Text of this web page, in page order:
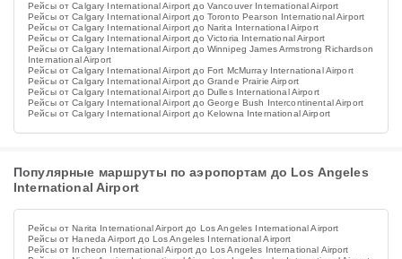
Рейсы от Calgary International Airport до Vancouver International Airport
Рейсы от Calgary International Airport до Toronto Pearson International Airport
Рейсы от Calgary International Airport до Narita International Airport
Рейсы от Calgary International Airport до Victoria International Airport
Рейсы от Calgary International Airport до Winnipeg James Armstrong Richardson
International Airport
Рейсы от Calgary International Airport до Fort McMurray International Airport
Рейсы от Calgary International Airport до Grande Prairie Airport
Рейсы от Calgary International Airport до Dulles International Airport
Рейсы от Calgary International Airport до George Bush Intercontinental Airport
Рейсы от Calgary International Airport до Kelowna International Airport
Популярные маршруты по аэропортам до Los Angeles
International Airport
Рейсы от Narita International Airport до Los Angeles International Airport
Рейсы от Haneda Airport до Los Angeles International Airport
Рейсы от Incheon International Airport до Los Angeles International Airport